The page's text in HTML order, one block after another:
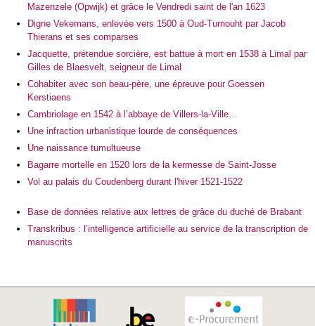
Mazenzele (Opwijk) et grâce le Vendredi saint de l'an 1623
Digne Vekemans, enlevée vers 1500 à Oud-Turnouht par Jacob
Thierans et ses comparses
Jacquette, prétendue sorcière, est battue à mort en 1538 à Limal par
Gilles de Blaesvelt, seigneur de Limal
Cohabiter avec son beau-père, une épreuve pour Goessen
Kerstiaens
Cambriolage en 1542 à l’abbaye de Villers-la-Ville…
Une infraction urbanistique lourde de conséquences
Une naissance tumultueuse
Bagarre mortelle en 1520 lors de la kermesse de Saint-Josse
Vol au palais du Coudenberg durant l'hiver 1521-1522
Base de données relative aux lettres de grâce du duché de Brabant
Transkribus : l’intelligence artificielle au service de la transcription de
manuscrits